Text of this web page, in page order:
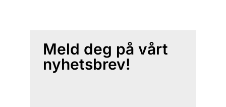
Meld deg på vårt
nyhetsbrev!